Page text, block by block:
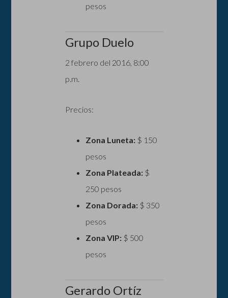
pesos
Grupo Duelo
2 febrero del 2016, 8:00
p.m.
Precios:
Zona Luneta:$ 150
pesos
Zona Plateada:$
250 pesos
Zona Dorada:$ 350
pesos
Zona VIP:$ 500
pesos
Gerardo Ortíz